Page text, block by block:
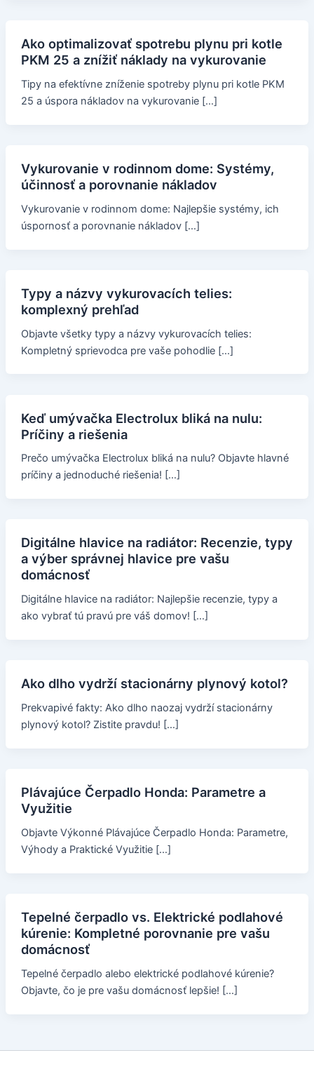
Ako optimalizovať spotrebu plynu pri kotle
PKM 25 a znížiť náklady na vykurovanie
Tipy na efektívne zníženie spotreby plynu pri kotle PKM
25 a úspora nákladov na vykurovanie […]
Vykurovanie v rodinnom dome: Systémy,
účinnosť a porovnanie nákladov
Vykurovanie v rodinnom dome: Najlepšie systémy, ich
úspornosť a porovnanie nákladov […]
Typy a názvy vykurovacích telies:
komplexný prehľad
Objavte všetky typy a názvy vykurovacích telies:
Kompletný sprievodca pre vaše pohodlie […]
Keď umývačka Electrolux bliká na nulu:
Príčiny a riešenia
Prečo umývačka Electrolux bliká na nulu? Objavte hlavné
príčiny a jednoduché riešenia! […]
Digitálne hlavice na radiátor: Recenzie, typy
a výber správnej hlavice pre vašu
domácnosť
Digitálne hlavice na radiátor: Najlepšie recenzie, typy a
ako vybrať tú pravú pre váš domov! […]
Ako dlho vydrží stacionárny plynový kotol?
Prekvapivé fakty: Ako dlho naozaj vydrží stacionárny
plynový kotol? Zistite pravdu! […]
Plávajúce Čerpadlo Honda: Parametre a
Využitie
Objavte Výkonné Plávajúce Čerpadlo Honda: Parametre,
Výhody a Praktické Využitie […]
Tepelné čerpadlo vs. Elektrické podlahové
kúrenie: Kompletné porovnanie pre vašu
domácnosť
Tepelné čerpadlo alebo elektrické podlahové kúrenie?
Objavte, čo je pre vašu domácnosť lepšie! […]